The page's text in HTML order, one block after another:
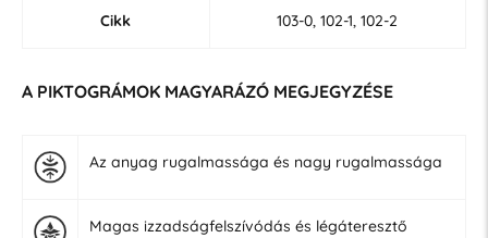
Cikk 103-0, 102-1, 102-2
A PIKTOGRÁMOK MAGYARÁZÓ MEGJEGYZÉSE
Az anyag rugalmassága és nagy rugalmassága
Magas izzadságfelszívódás és légáteresztő